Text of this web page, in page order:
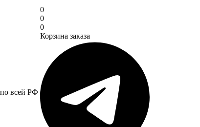
по всей РФ
0
0
0
Корзина заказа